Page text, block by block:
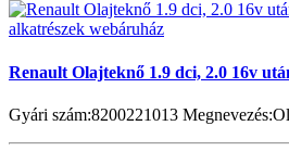
Renault Olajteknő 1.9 dci, 2.0 16v
Gyári szám:8200221013